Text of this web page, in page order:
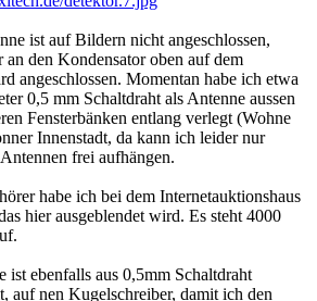
ist auf Bildern nicht angeschlossen,
an den Kondensator oben auf dem
angeschlossen. Momentan habe ich etwa
0,5 mm Schaltdraht als Antenne aussen
Fensterbänken entlang verlegt (Wohne
Innenstadt, da kann ich leider nur
frei aufhängen.
habe ich bei dem Internetauktionshaus
hier ausgeblendet wird. Es steht 4000
ist ebenfalls aus 0,5mm Schaltdraht
auf nen Kugelschreiber, damit ich den